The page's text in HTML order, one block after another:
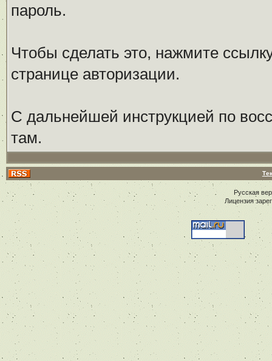
пароль.
Чтобы сделать это, нажмите
странице авторизации.
С дальнейшей инструкцией по
там.
Русская
Лицензия